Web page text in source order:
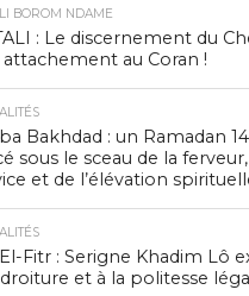
BOROM NDAME
: Le discernement du
au Coran !
Bakhdad : un Ramadan
sous le sceau de la
et de l’élévation
Fitr : Serigne Khadim Lô
et à la politesse